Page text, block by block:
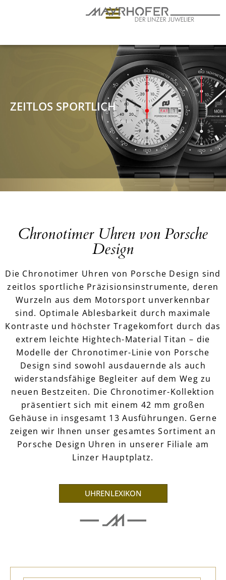
ZEITLOS SPORTLICH
Chronotimer Uhren von Porsche
Design
Die Chronotimer Uhren von Porsche Design sind
zeitlos sportliche Präzisionsinstrumente, deren
Wurzeln aus dem Motorsport unverkennbar
sind. Optimale Ablesbarkeit durch maximale
Kontraste und höchster Tragekomfort durch das
extrem leichte Hightech-Material Titan – die
Modelle der Chronotimer-Linie von Porsche
Design sind sowohl ausdauernde als auch
widerstandsfähige Begleiter auf dem Weg zu
neuen Bestzeiten. Die Chronotimer-Kollektion
präsentiert sich mit einem 42 mm großen
Gehäuse in insgesamt 13 Ausführungen. Gerne
zeigen wir Ihnen unser gesamtes Sortiment an
Porsche Design Uhren in unserer Filiale am
Linzer Hauptplatz.
UHRENLEXIKON